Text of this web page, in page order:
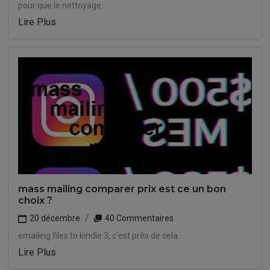
pour que le nettoyage.
Lire Plus
mass mailing comparer prix est ce un bon
choix ?
20 décembre
40 Commentaires
emailing files to kindle 3, c'est près de cela.
Lire Plus